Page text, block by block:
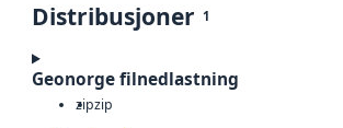
Distribusjoner 1
Geonorge filnedlastning
zipzip